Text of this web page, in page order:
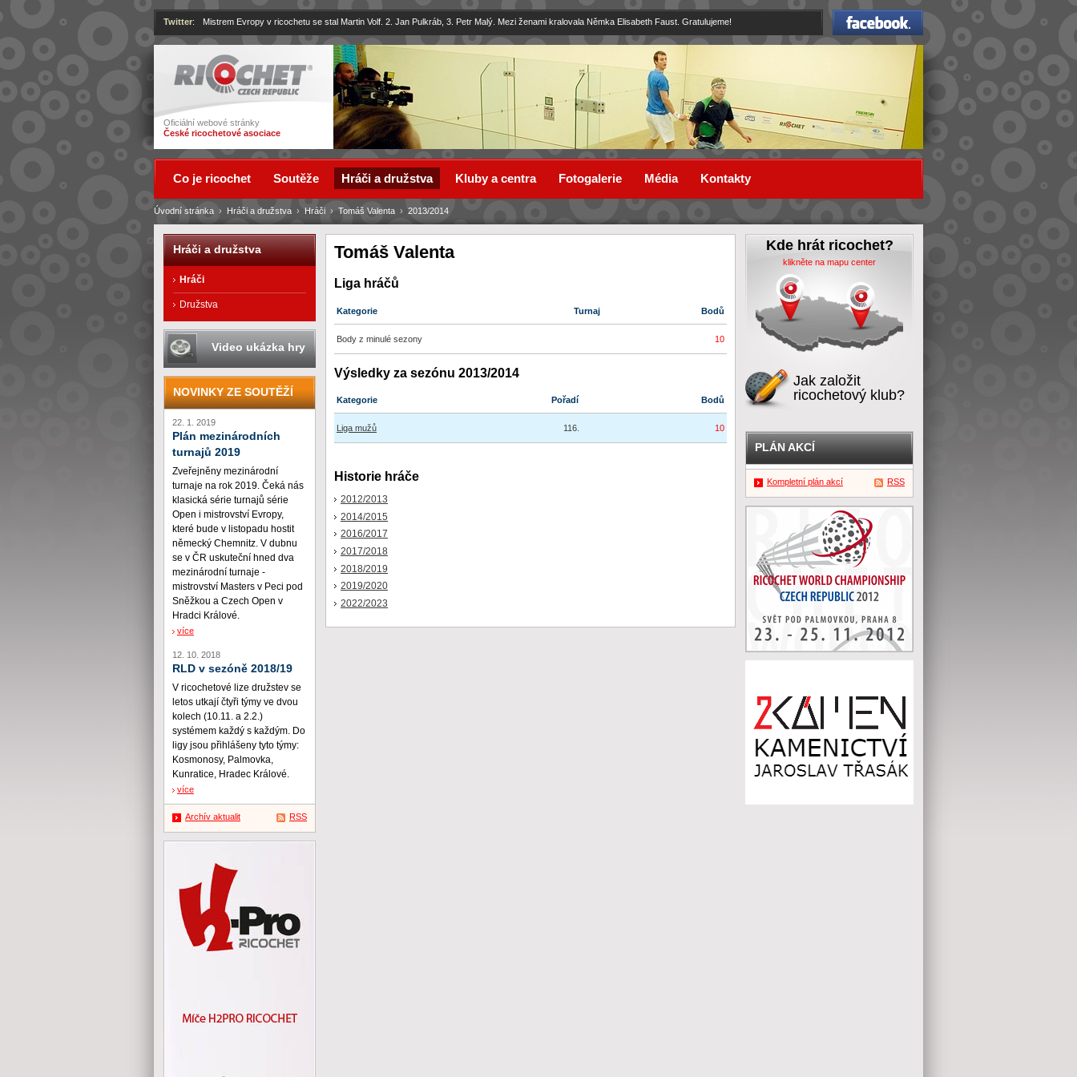
Ricochet
Oficiální webové stránky
České ricochetové asociace
Facebook
Twitter: Mistrem Evropy v ricochetu se stal Martin Volf. 2. Jan Pulkráb, 3. Petr Malý. Mezi ženami kralovala Němka Elisabeth Faust. Gratulujeme!
Tomáš Valenta
Liga hráčů
Kategorie Turnaj Bodů
Body z minulé sezony 10
Výsledky za sezónu 2013/2014
Kategorie Pořadí Bodů
Liga mužů 116. 10
Historie hráče
2012/2013
2014/2015
2016/2017
2017/2018
2018/2019
2019/2020
2022/2023
Úvodní stránka › Hráči a družstva › Hráči › Tomáš Valenta › 2013/2014
Co je ricochet Soutěže Hráči a družstva Kluby a centra Fotogalerie Média Kontakty
Hráči a družstva
Hráči
Družstva
Video ukázka hry
NOVINKY ZE SOUTĚŽÍ
22. 1. 2019
Plán mezinárodních
turnajů 2019
Zveřejněny mezinárodní
turnaje na rok 2019. Čeká nás
klasická série turnajů série
Open i mistrovství Evropy,
které bude v listopadu hostit
německý Chemnitz. V dubnu
se v ČR uskuteční hned dva
mezinárodní turnaje -
mistrovství Masters v Peci pod
Sněžkou a Czech Open v
Hradci Králové.
více
12. 10. 2018
RLD v sezóně 2018/19
V ricochetové lize družstev se
letos utkají čtyři týmy ve dvou
kolech (10.11. a 2.2.)
systémem každý s každým. Do
ligy jsou přihlášeny tyto týmy:
Kosmonosy, Palmovka,
Kunratice, Hradec Králové.
více
Archív aktualit RSS
Kde hrát ricochet?
klikněte na mapu center
Jak založit
ricochetový klub?
PLÁN AKCÍ
Kompletní plán akcí RSS